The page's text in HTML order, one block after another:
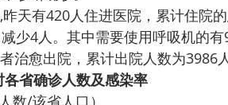
少4人。其中需要使用呼吸机的有
名患者治愈出院，累计出院人数为3986人
利时各省确诊人数及感染率
数/该省人口）